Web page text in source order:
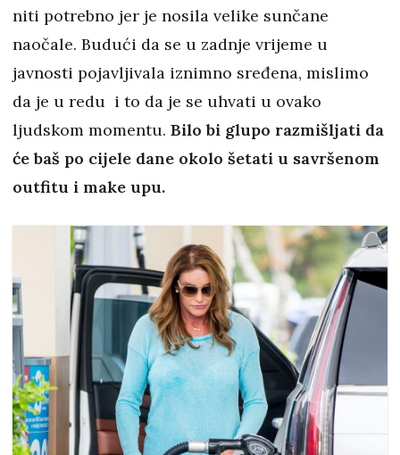
niti potrebno jer je nosila velike sunčane
naočale. Budući da se u zadnje vrijeme u
javnosti pojavljivala iznimno sređena, mislimo
da je u redu i to da je se uhvati u ovako
ljudskom momentu. Bilo bi glupo razmišljati da
će baš po cijele dane okolo šetati u savršenom
outfitu i make upu.